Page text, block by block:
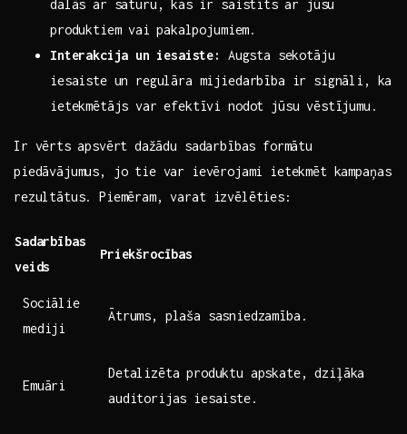
dalās ar saturu,⁢ kas ir saistīts⁤ ar jūsu
produktiem ⁢vai⁤ pakalpojumiem.
Interakcija ‌un ⁢iesaiste:
Augsta ‌sekotāju
iesaiste un regulāra mijiedarbība ir signāli,​ ka
ietekmētājs var efektīvi nodot jūsu vēstījumu.
Ir vērts⁤ apsvērt ⁢dažādu sadarbības formātu⁢
piedāvājumus, jo‌ tie var⁤ ievērojami ​ietekmēt kampaņas​
rezultātus. Piemēram, varat izvēlēties:
Sadarbības⁤
veids
Priekšrocības
Sociālie‌
mediji
Ātrums, plaša sasniedzamība.
Emuāri
Detalizēta produktu apskate, dziļāka
auditorijas iesaiste.